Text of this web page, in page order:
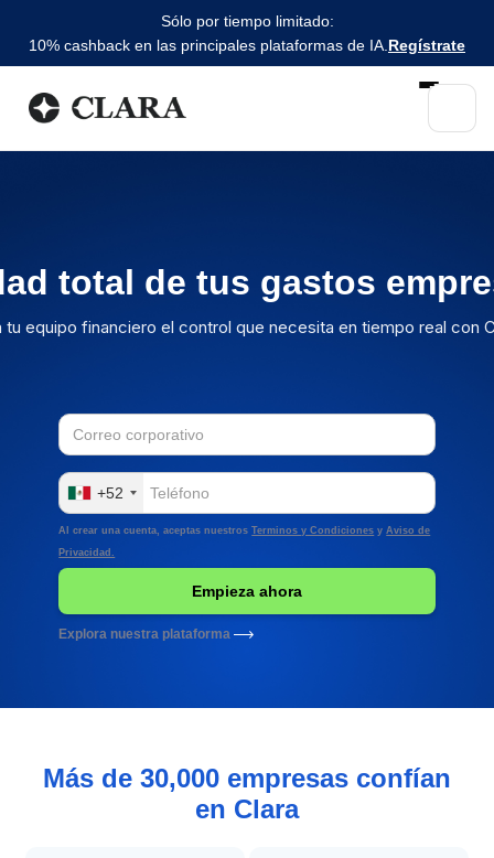
Sólo por tiempo limitado:
10% cashback en las principales plataformas de IA. Regístrate
total de tus gastos
tu equipo financiero el control que necesita en tiempo real con
+52
Al crear una cuenta, aceptas nuestrosTerminos y Condiciones yAviso de
Privacidad.
Explora nuestra plataforma
Más de 30,000 empresas confían
en Clara